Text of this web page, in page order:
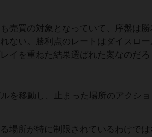
売買の対象となっていて、序盤は
ない。勝利点のレートはダイスロ
イを重ねた結果選ばれた案なのだろ
を移動し、止まった場所のアクショ
場所が特に制限されているわけでは